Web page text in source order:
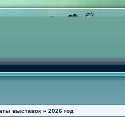
выставок » 2026 год